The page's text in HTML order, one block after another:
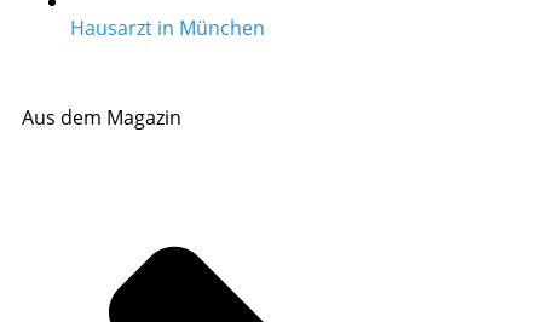
Hausarzt in München
Aus dem Magazin